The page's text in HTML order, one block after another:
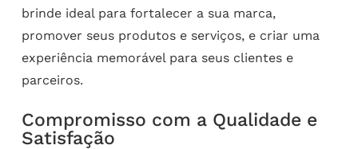
brinde ideal para fortalecer a sua marca,
promover seus produtos e serviços, e criar uma
experiência memorável para seus clientes e
parceiros.
Compromisso com a Qualidade e
Satisfação